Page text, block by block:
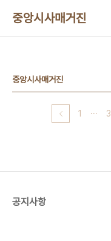
중앙시사매거진
중앙시사매거진
1 ··· 3
공지사항